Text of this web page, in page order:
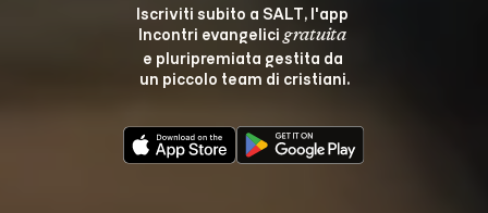
Iscriviti subito a SALT, l'app
Incontri evangelici gratuita
e pluripremiata gestita da
un piccolo team di cristiani.